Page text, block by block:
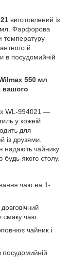
виготовлений із
мл. Фарфорова
температуру
й
в посудомийній
550 мл
вашого
WL-994021 —
у кожній
для
із друзями.
надають чайнику
якого столу.
чаю на 1-
смаку чаю.
чайник і